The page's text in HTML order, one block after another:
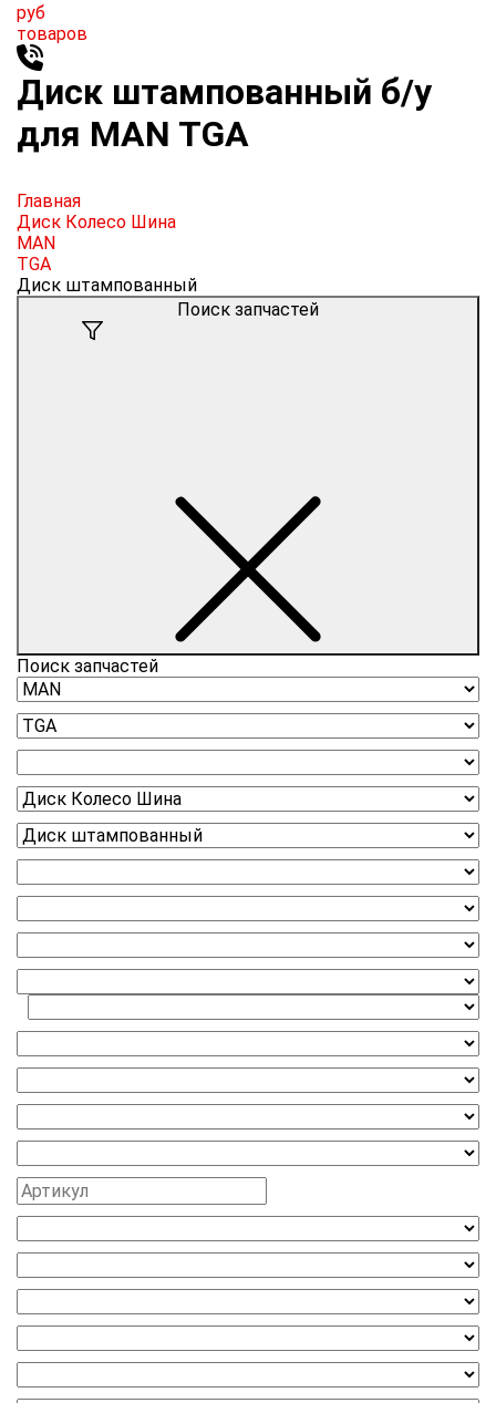
руб
товаров
Диск штампованный б/у
для MAN TGA
Главная
Диск Колесо Шина
MAN
TGA
Диск штампованный
Поиск запчастей
Поиск запчастей